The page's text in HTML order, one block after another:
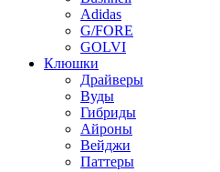
Adidas
G/FORE
GOLVI
Клюшки
Драйверы
Вуды
Гибриды
Айроны
Вейджи
Паттеры